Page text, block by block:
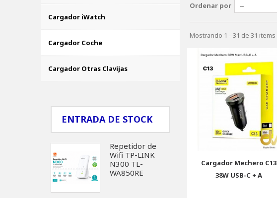
Cargador iWatch
Cargador Coche
Cargador Otras Clavijas
ENTRADA DE STOCK
Repetidor de
Wifi TP-LINK
N300 TL-
WA850RE
Ordenar por --
Mostrando 1 - 31 de 31 items
Cargador Mechero C13
38W USB-C + A